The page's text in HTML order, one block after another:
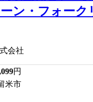
ン・フォーク
会社
円
米市